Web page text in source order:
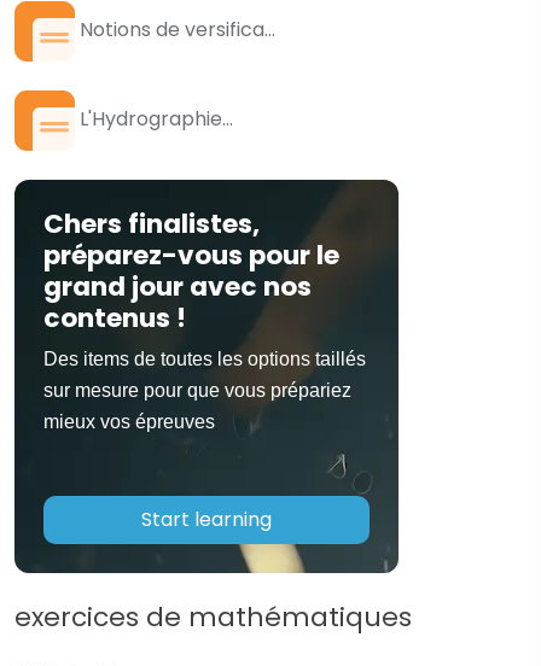
Notions de versifica...
L'Hydrographie...
Chers finalistes,
préparez-vous pour le
grand jour avec nos
contenus !
Des items de toutes les options taillés
sur mesure pour que vous prépariez
mieux vos épreuves
Start learning
exercices de mathématiques